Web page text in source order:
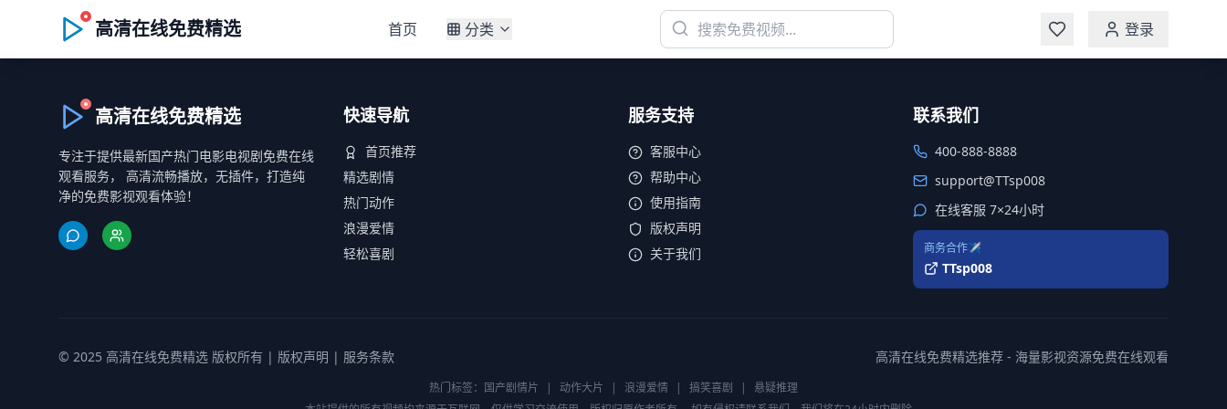
高清在线免费精选 首页 分类 登录
高清在线免费精选
专注于提供最新国产热门电影电视剧免费在线
观看服务， 高清流畅播放，无插件，打造纯
净的免费影视观看体验！
快速导航
首页推荐
精选剧情
热门动作
浪漫爱情
轻松喜剧
服务支持
客服中心
帮助中心
使用指南
版权声明
关于我们
联系我们
400-888-8888
support@TTsp008
在线客服 7×24小时
商务合作✈️
TTsp008
© 2025 高清在线免费精选 版权所有 | 版权声明 | 服务条款 高清在线免费精选推荐 - 海量影视资源免费在线观看
热门标签： 国产剧情片 | 动作大片 | 浪漫爱情 | 搞笑喜剧 |
悬疑推理